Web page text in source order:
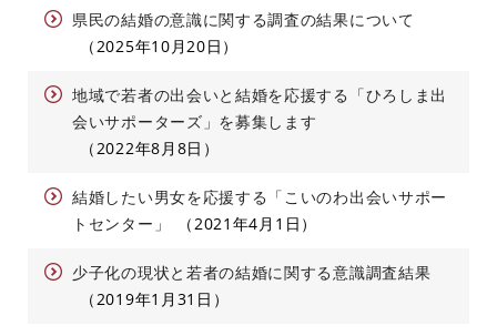
県民の結婚の意識に関する調査の結果について
2025年10月20日
地域で若者の出会いと結婚を応援する「ひろしま出
会いサポーターズ」を募集します
2022年8月8日
結婚したい男女を応援する「こいのわ出会いサポー
トセンター」
2021年4月1日
少子化の現状と若者の結婚に関する意識調査結果
2019年1月31日